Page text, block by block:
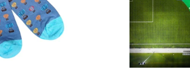
Prix
régulier